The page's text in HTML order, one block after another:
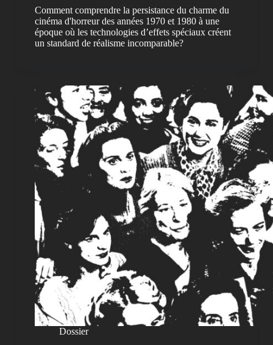
Comment comprendre la persistance du charme du
cinéma d'horreur des années 1970 et 1980 à une
époque où les technologies d’effets spéciaux créent
un standard de réalisme incomparable?
Dossier